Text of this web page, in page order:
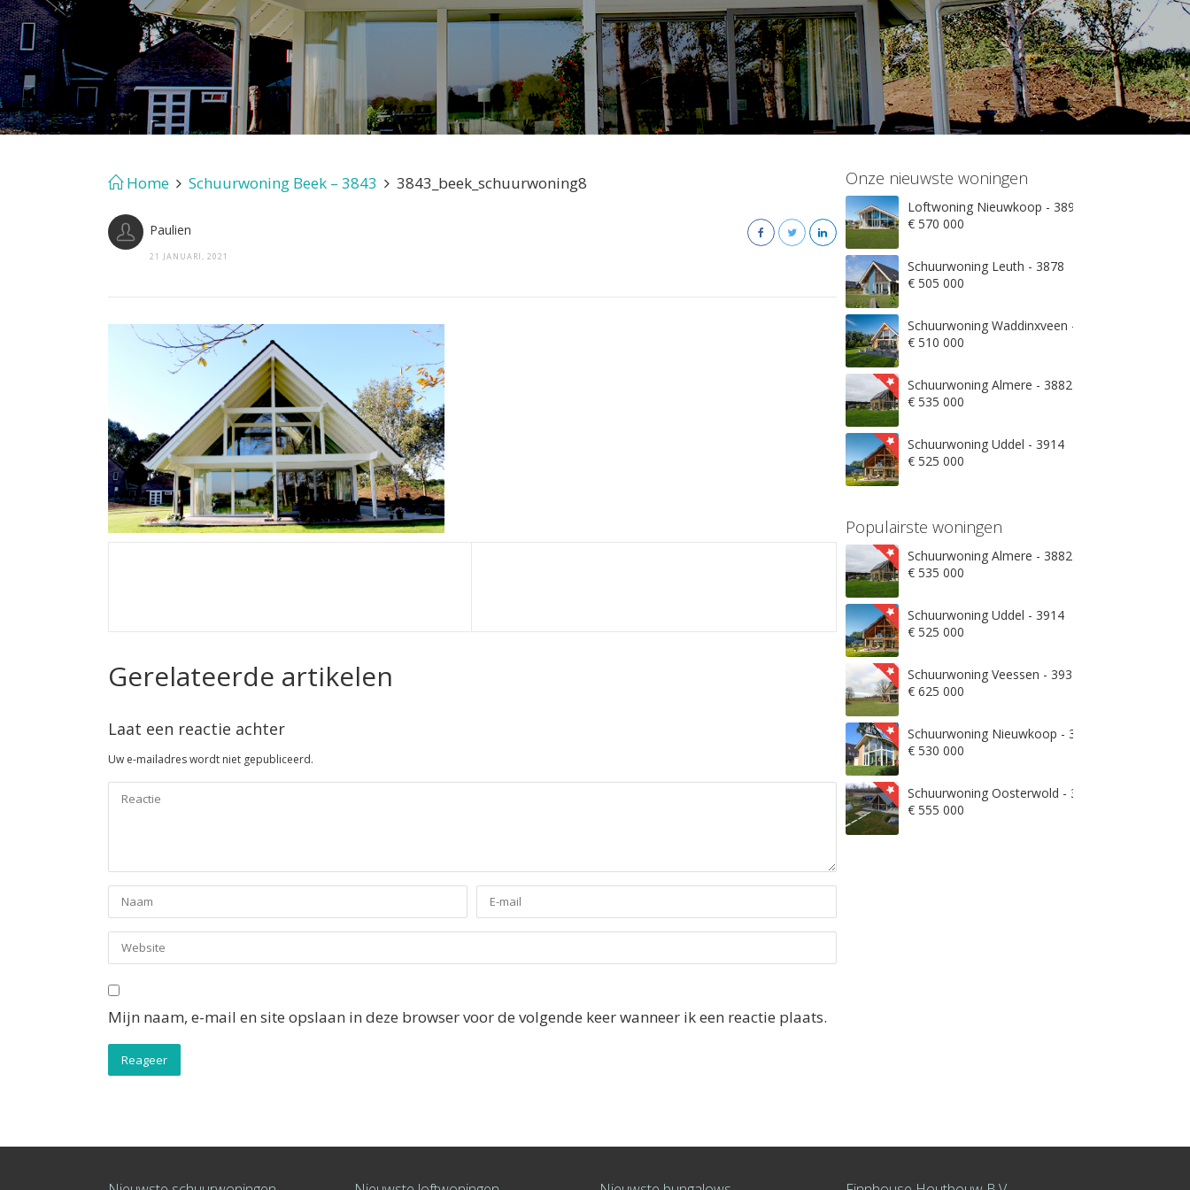
Home Schuurwoning Beek – 3843 3843_beek_schuurwoning8
Paulien
21 JANUARI, 2021
Gerelateerde artikelen
Laat een reactie achter
Uw e-mailadres wordt niet gepubliceerd.
Mijn naam, e-mail en site opslaan in deze browser voor de volgende keer wanneer ik een reactie plaats.
Onze nieuwste woningen
Loftwoning Nieuwkoop - 3897
€ 570 000
Schuurwoning Leuth - 3878
€ 505 000
Schuurwoning Waddinxveen - 3845
€ 510 000
Schuurwoning Almere - 3882
€ 535 000
Schuurwoning Uddel - 3914
€ 525 000
Populairste woningen
Schuurwoning Almere - 3882
€ 535 000
Schuurwoning Uddel - 3914
€ 525 000
Schuurwoning Veessen - 3932
€ 625 000
Schuurwoning Nieuwkoop - 3871
€ 530 000
Schuurwoning Oosterwold - 3906
€ 555 000